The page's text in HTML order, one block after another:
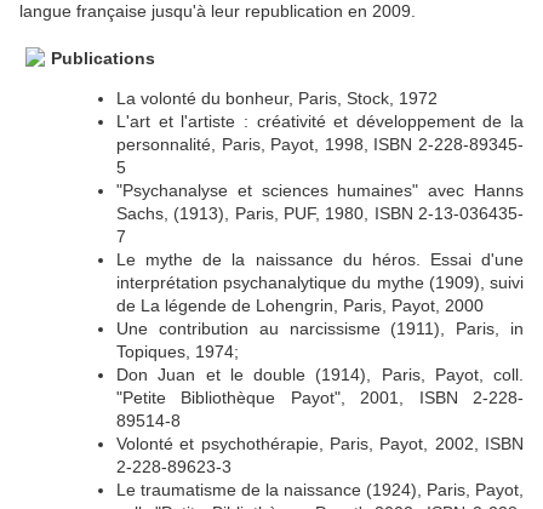
langue française jusqu'à leur republication en 2009.
Publications
La volonté du bonheur, Paris, Stock, 1972
L'art et l'artiste : créativité et développement de la
personnalité, Paris, Payot, 1998, ISBN 2-228-89345-
5
"Psychanalyse et sciences humaines" avec Hanns
Sachs, (1913), Paris, PUF, 1980, ISBN 2-13-036435-
7
Le mythe de la naissance du héros. Essai d'une
interprétation psychanalytique du mythe (1909), suivi
de La légende de Lohengrin, Paris, Payot, 2000
Une contribution au narcissisme (1911), Paris, in
Topiques, 1974;
Don Juan et le double (1914), Paris, Payot, coll.
"Petite Bibliothèque Payot", 2001, ISBN 2-228-
89514-8
Volonté et psychothérapie, Paris, Payot, 2002, ISBN
2-228-89623-3
Le traumatisme de la naissance (1924), Paris, Payot,